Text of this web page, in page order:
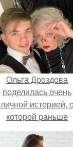
Ольга Дроздова
поделилась очень
личной историей,
которой раньше
почти не говорила.